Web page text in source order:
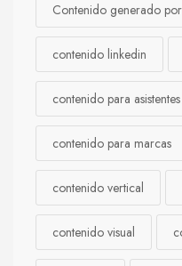
Contenido generado
contenido linkedin
contenido para
contenido para marcas
contenido vertical
contenido visual